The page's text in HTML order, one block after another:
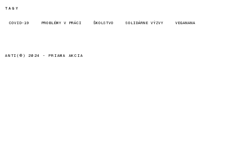
TAGY
COVID-19 PROBLÉMY V PRÁCI ŠKOLSTVO SOLIDÁRNE VÝZVY VEGANANA
ANTI(©) 2024 - PRIAMA AKCIA